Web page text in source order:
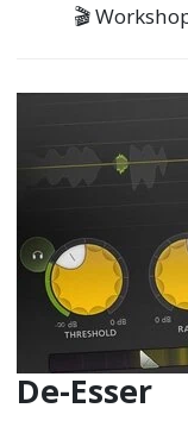
🎬
De-Esser